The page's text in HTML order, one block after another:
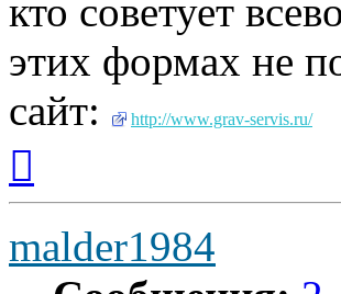
кто советует
этих формах не
сайт:
http://www.grav-servis.ru/
началу
malder1984